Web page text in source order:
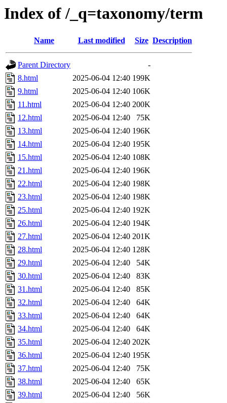
Index of /_q=taxonomy/term
Name Last modified Size Description
Parent Directory
-
8.html
2025-06-04 12:40 199K
9.html
2025-06-04 12:40 106K
11.html
2025-06-04 12:40 200K
12.html
2025-06-04 12:40
75K
13.html
2025-06-04 12:40 196K
14.html
2025-06-04 12:40 195K
15.html
2025-06-04 12:40 108K
21.html
2025-06-04 12:40 196K
22.html
2025-06-04 12:40 198K
23.html
2025-06-04 12:40 198K
25.html
2025-06-04 12:40 192K
26.html
2025-06-04 12:40 194K
27.html
2025-06-04 12:40 201K
28.html
2025-06-04 12:40 128K
29.html
2025-06-04 12:40
54K
30.html
2025-06-04 12:40
83K
31.html
2025-06-04 12:40
85K
32.html
2025-06-04 12:40
64K
33.html
2025-06-04 12:40
64K
34.html
2025-06-04 12:40
64K
35.html
2025-06-04 12:40 202K
36.html
2025-06-04 12:40 195K
37.html
2025-06-04 12:40
75K
38.html
2025-06-04 12:40
65K
39.html
2025-06-04 12:40
56K